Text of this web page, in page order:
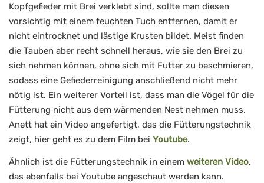
Kopfgefieder mit Brei verklebt sind, sollte man diesen
vorsichtig mit einem feuchten Tuch entfernen, damit er
nicht eintrocknet und lästige Krusten bildet. Meist finden
die Tauben aber recht schnell heraus, wie sie den Brei zu
sich nehmen können, ohne sich mit Futter zu beschmieren,
sodass eine Gefiederreinigung anschließend nicht mehr
nötig ist. Ein weiterer Vorteil ist, dass man die Vögel für die
Fütterung nicht aus dem wärmenden Nest nehmen muss.
Anett hat ein Video angefertigt, das die Fütterungstechnik
zeigt, hier geht es zu dem Film bei Youtube.
Ähnlich ist die Fütterungstechnik in einem weiteren Video,
das ebenfalls bei Youtube angeschaut werden kann.